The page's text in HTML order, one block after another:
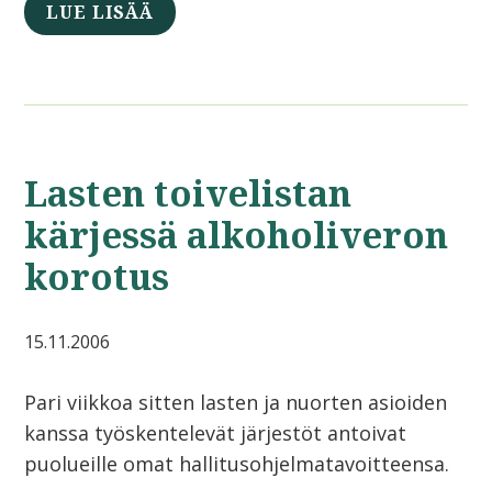
LUE LISÄÄ
Lasten toivelistan
kärjessä alkoholiveron
korotus
15.11.2006
Pari viikkoa sitten lasten ja nuorten asioiden
kanssa työskentelevät järjestöt antoivat
puolueille omat hallitusohjelmatavoitteensa.